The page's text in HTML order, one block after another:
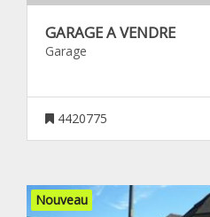
GARAGE A VENDRE
Garage
4420775
Nouveau